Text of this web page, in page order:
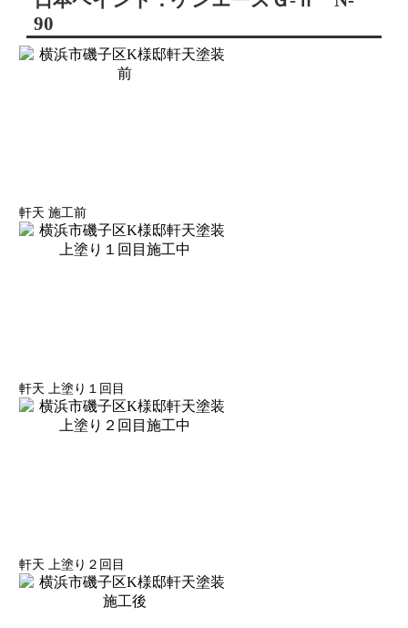
90
軒天 施工前
軒天 上塗り１回目
軒天 上塗り２回目